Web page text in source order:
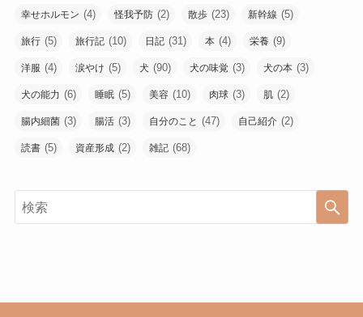
幸せホルモン (4) 怪我予防 (2) 散歩 (23) 新幹線 (5)
旅行 (5) 旅行記 (10) 日記 (31) 本 (4) 栄養 (9)
洋服 (4) 涙やけ (5) 犬 (90) 犬の味覚 (3) 犬の本 (3)
犬の能力 (6) 睡眠 (5) 美容 (10) 肉球 (3) 肌 (2)
腸内細菌 (3) 腸活 (3) 自分のこと (47) 自己紹介 (2)
読書 (5) 資産形成 (2) 雑記 (68)